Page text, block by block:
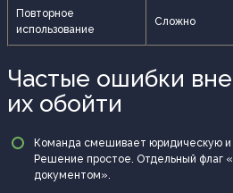
Повторное
использование
Сложно
Частые ошибки
их обойти
Команда смешивает юридическую и
Решение простое. Отдельный флаг
документом».